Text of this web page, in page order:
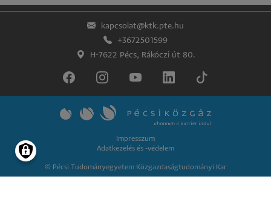
kapcsolat@ktk.pte.hu
+3672501599
H-7622 Pécs, Rákóczi út 80.
Lábléc
Impresszum
Adatkezelés és -védelem
© Pécsi Tudományegyetem Közgazdaságtudományi Kar